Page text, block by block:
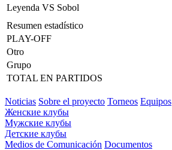
Leyenda VS Sobol
Resumen estadístico
PLAY-OFF
Otro
Grupo
TOTAL EN PARTIDOS
Noticias Sobre el proyecto Torneos Equipos
Женские клубы
Мужские клубы
Детские клубы
Medios de Comunicación Documentos